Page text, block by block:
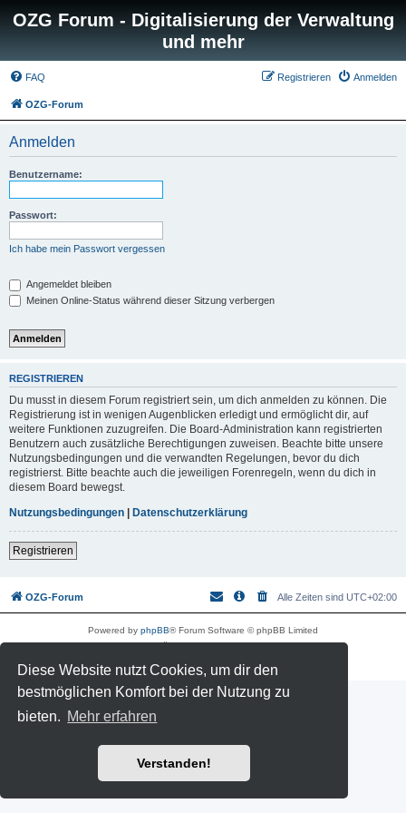
Diese Website nutzt Cookies, um dir den
bestmöglichen Komfort bei der Nutzung zu
bieten. Mehr erfahren
Verstanden!
OZG Forum - Digitalisierung der Verwaltung
und mehr
FAQ Anmelden
Registrieren
OZG-Forum
Anmelden
Benutzername:
Passwort:
Ich habe mein Passwort vergessen
Angemeldet bleiben
Meinen Online-Status während dieser Sitzung verbergen
REGISTRIEREN
Du musst in diesem Forum registriert sein, um dich anmelden zu können. Die
Registrierung ist in wenigen Augenblicken erledigt und ermöglicht dir, auf
weitere Funktionen zuzugreifen. Die Board-Administration kann registrierten
Benutzern auch zusätzliche Berechtigungen zuweisen. Beachte bitte unsere
Nutzungsbedingungen und die verwandten Regelungen, bevor du dich
registrierst. Bitte beachte auch die jeweiligen Forenregeln, wenn du dich in
diesem Board bewegst.
Nutzungsbedingungen | Datenschutzerklärung
Registrieren
OZG-Forum Alle Zeiten sind UTC+02:00
Powered by phpBB® Forum Software © phpBB Limited
Datenschutz |Nutzungsbedingungen